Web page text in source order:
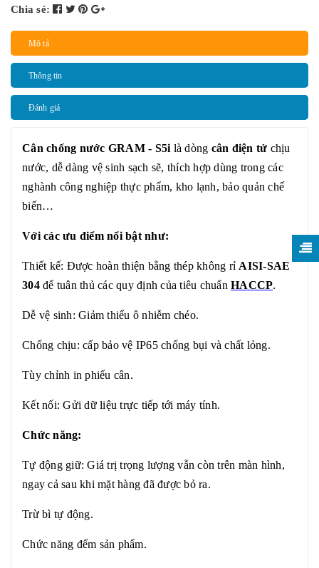
Chia sẻ:
Mô tả
Thông tin
Đánh giá
Cân chống nước GRAM - S5i là dòng cân điện tử chịu
nước, dễ dàng vệ sinh sạch sẽ, thích hợp dùng trong các
nghành công nghiệp thực phẩm, kho lạnh, bảo quản chế
biến…
Với các ưu điểm nổi bật như:
Thiết kế: Được hoàn thiện bằng thép không rỉ AISI-SAE
304để tuân thủ các quy định của tiêu chuẩn HACCP.
Dễ vệ sinh: Giảm thiểu ô nhiễm chéo.
Chống chịu: cấp bảo vệ IP65 chống bụi và chất lỏng.
Tùy chỉnh in phiếu cân.
Kết nối: Gửi dữ liệu trực tiếp tới máy tính.
Chức năng:
Tự động giữ: Giá trị trọng lượng vẫn còn trên màn hình,
ngay cả sau khi mặt hàng đã được bỏ ra.
Trừ bì tự động.
Chức năng đếm sản phẩm.